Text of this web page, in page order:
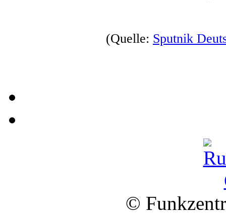
(Quelle: Sputnik
©